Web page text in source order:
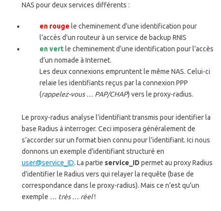
NAS pour deux services différents :
en rouge le cheminement d’une identification pour
l’accès d’un routeur à un service de backup RNIS
en vert le cheminement d’une identification pour l’accès
d’un nomade à Internet.
Les deux connexions empruntent le même NAS. Celui-ci
relaie les identifiants reçus par la connexion PPP
(rappelez-vous … PAP/CHAP) vers le proxy-radius.
Le proxy-radius analyse l’identifiant transmis pour identifier la
base Radius à interroger. Ceci imposera généralement de
s’accorder sur un format bien connu pour l’identifiant. Ici nous
donnons un exemple d’identifiant structuré en
user@service_ID. La partie service_ID permet au proxy Radius
d’identifier le Radius vers qui relayer la requête (base de
correspondance dans le proxy-radius). Mais ce n’est qu’un
exemple … très … réel!